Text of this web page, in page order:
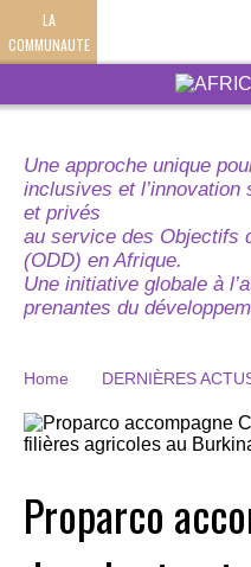
LA
COMMUNAUTE
Une approche unique
inclusives et
et privés
au service des Objectifs
(ODD) en Afrique.
Une initiative globale à
prenantes du
Home DERNIÈRES
Proparco